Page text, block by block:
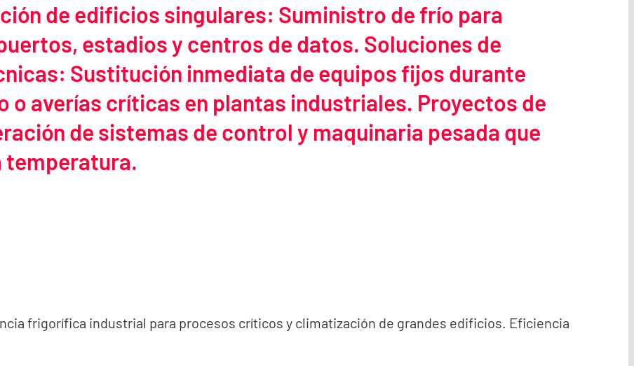
de edificios singulares: Suministro de frío para
estadios y centros de datos. Soluciones de
Sustitución inmediata de equipos fijos durante
o averías críticas en plantas industriales. Proyectos de
de sistemas de control y maquinaria pesada que
temperatura.
frigorífica industrial para procesos críticos y climatización de grandes edificios. Eficiencia